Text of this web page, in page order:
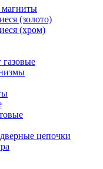
магниты
(золото)
(хром)
цепочки